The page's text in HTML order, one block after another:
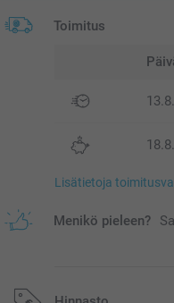
Toimitus
Lisätietoja
Menikö pieleen?